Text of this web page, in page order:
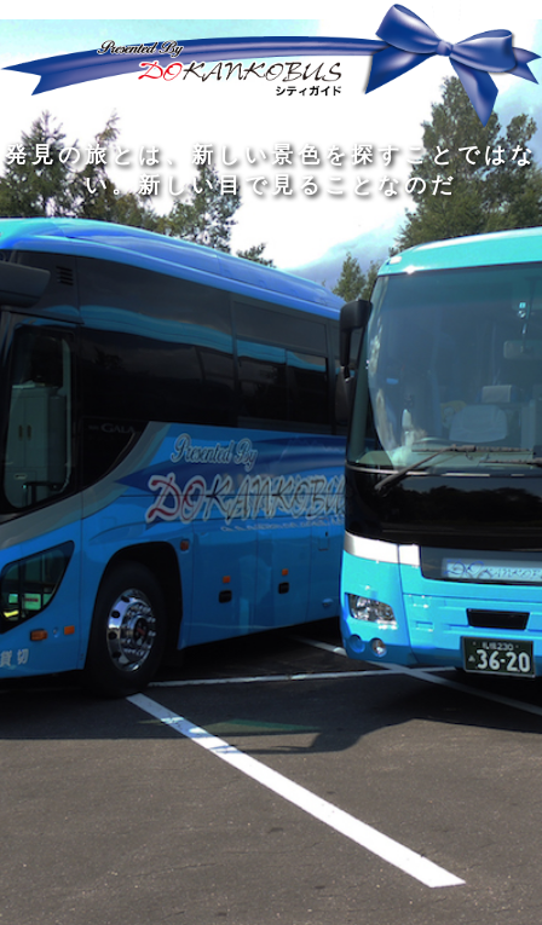
旅 の 程 に こそ価値があ る
発見の旅と は 新 し い景色を探す ことではな
い。 新 しい目 で見 る こ と なのだ
人間の幅を広 げる ものは3つある。人と会
い、 本 を読み 、旅 を す る ことだ
私は旅 をす るために旅をする
旅 の 程 に こそ価値があ る
どんなに洗 練 れ た 大人の中にも 、外に出た
くてし ょうがない小さな 子供がいる
旅をするの は 着 す るためではな く、旅をす
るた めで あ る
旅は 真 知 識 の大きな泉で ある